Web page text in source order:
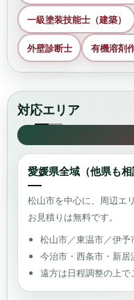
一級塗装技能士（建築）
外壁診断士 有機溶剤
対応エリア
愛媛県全域（他県も相
松山市を中心に、周辺エ
お見積りは無料です。
松山市／東温市／伊予
今治市・西条市・新居
遠方は日程調整の上で